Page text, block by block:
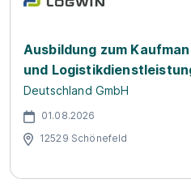
Ausbildung zum
und
Deutschland GmbH
01.08.2026
12529 Schönefeld